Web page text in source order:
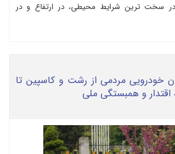
در سخت ترین شرایط محیطی، در ارتفاع و در
خودرویی مردمی از رشت و کاسپین تا
و همبستگی ملی